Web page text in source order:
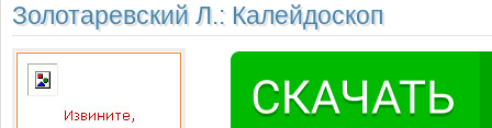
Золотаревский Л.: Калейдоскоп